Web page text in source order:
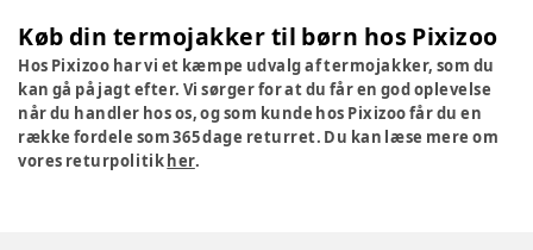
Køb din termojakker til børn hos Pixizoo
Hos Pixizoo har vi et kæmpe udvalg af termojakker, som du
kan gå på jagt efter. Vi sørger for at du får en god oplevelse
når du handler hos os, og som kunde hos Pixizoo får du en
række fordele som 365 dage returret. Du kan læse mere om
vores returpolitik her.